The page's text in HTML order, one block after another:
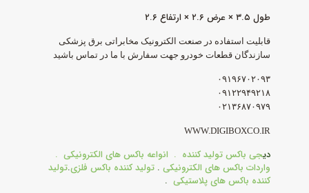
طول ۳.۵ × عرض ۲.۶ × ارتفاع ۲.۶
قابلیت استفاده در صنعت الکترونیک مخابراتی برق پزشکی
سازندگان قطعات خودرو جهت سفارش با ما در تماس باشید
۰۹۱۹۶۷۰۲۰۹۳
۰۹۱۲۲۹۴۹۲۱۸
۰۲۱۳۶۸۷۰۹۷۹
WWW.DIGIBOXCO.IR
دیجی باکس تولید کننده . انواعه باکس های الکترونیکی .
واردات باکس های الکترونیکی .تولید کننده باکس فلزی.تولید
کننده باکس های پلاستیکی .